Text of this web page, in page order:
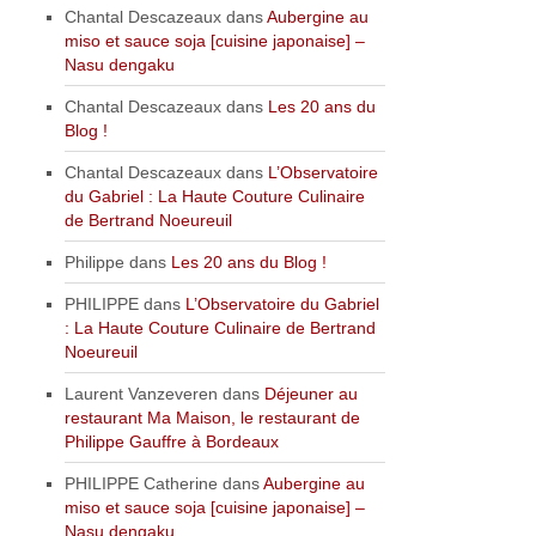
Chantal Descazeaux dansAubergine au
miso et sauce soja [cuisine japonaise] –
Nasu dengaku
Chantal Descazeaux dans Les 20 ans du
Blog !
Chantal Descazeaux dans L’Observatoire
du Gabriel : La Haute Couture Culinaire
de Bertrand Noeureuil
Philippe dans Les 20 ans du Blog !
PHILIPPE dans L’Observatoire du Gabriel
: La Haute Couture Culinaire de Bertrand
Noeureuil
Laurent Vanzeveren dans Déjeuner au
restaurant Ma Maison, le restaurant de
Philippe Gauffre à Bordeaux
PHILIPPE Catherine dansAubergine au
miso et sauce soja [cuisine japonaise] –
Nasu dengaku